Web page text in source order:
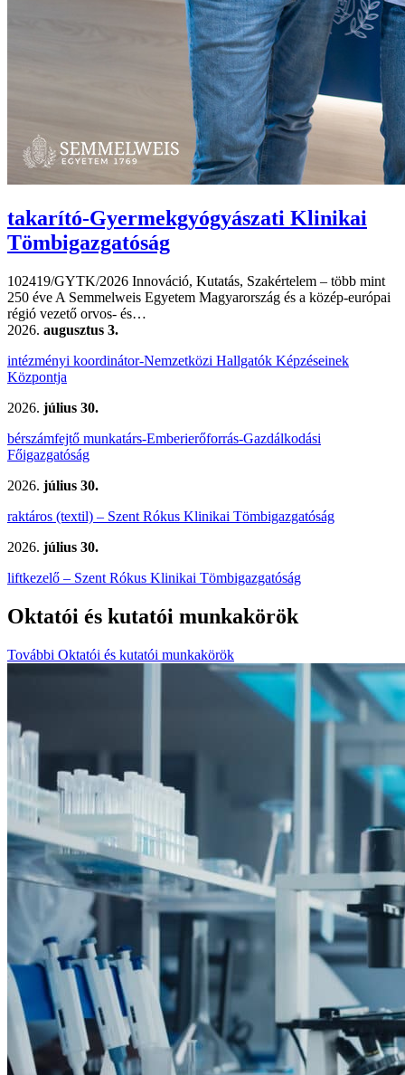
takarító-Gyermekgyógyászati Klinikai
Tömbigazgatóság
102419/GYTK/2026 Innováció, Kutatás, Szakértelem – több mint
250 éve A Semmelweis Egyetem Magyarország és a közép-európai
régió vezető orvos- és…
2026. augusztus 3.
intézményi koordinátor-Nemzetközi Hallgatók Képzéseinek
Központja
2026. július 30.
bérszámfejtő munkatárs-Emberierőforrás-Gazdálkodási
Főigazgatóság
2026. július 30.
raktáros (textil) – Szent Rókus Klinikai Tömbigazgatóság
2026. július 30.
liftkezelő – Szent Rókus Klinikai Tömbigazgatóság
Oktatói és kutatói munkakörök
További Oktatói és kutatói munkakörök